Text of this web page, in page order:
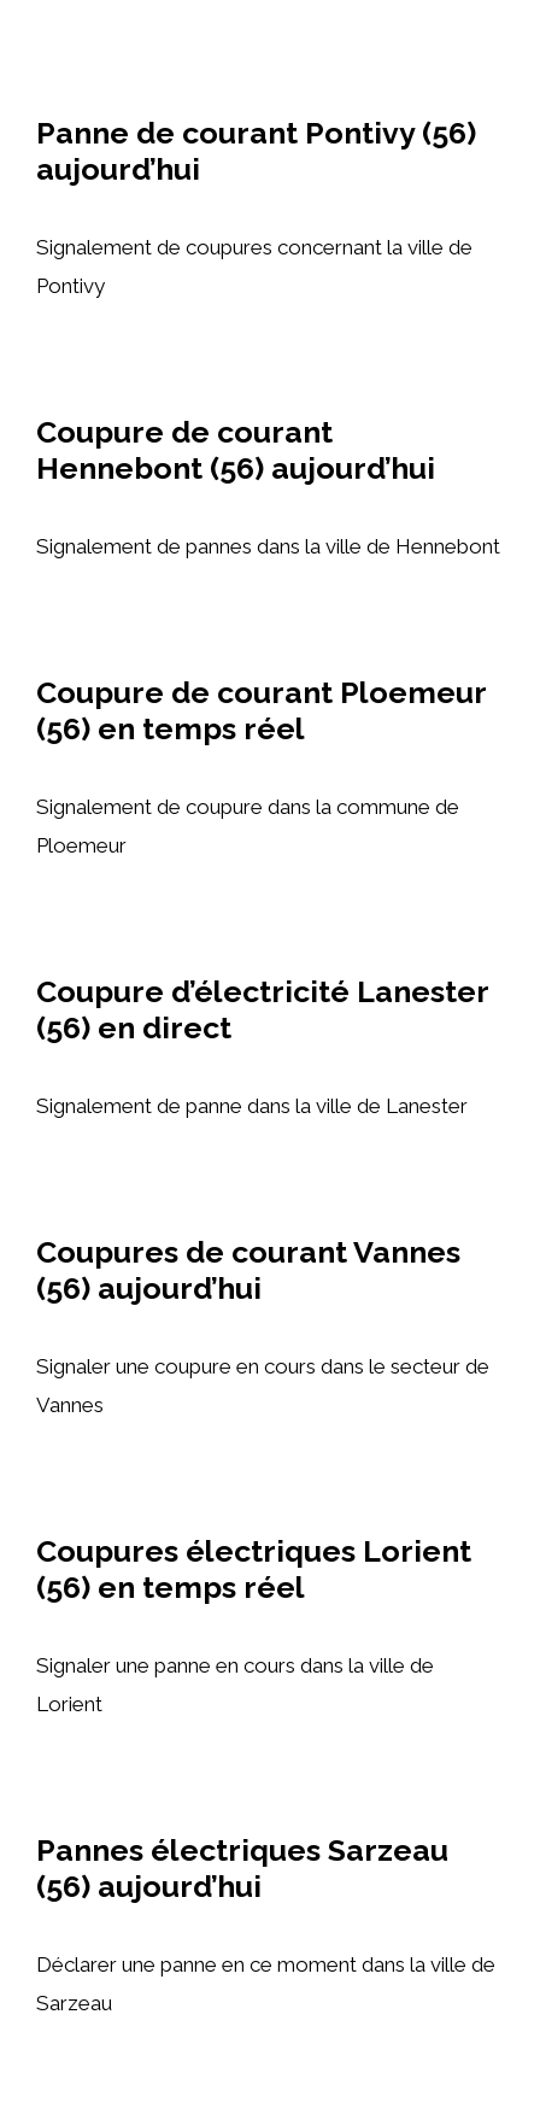
Panne de courant Pontivy (56)
aujourd’hui
Signalement de coupures concernant la ville de
Pontivy
Coupure de courant
Hennebont (56) aujourd’hui
Signalement de pannes dans la ville de Hennebont
Coupure de courant Ploemeur
(56) en temps réel
Signalement de coupure dans la commune de
Ploemeur
Coupure d’électricité Lanester
(56) en direct
Signalement de panne dans la ville de Lanester
Coupures de courant Vannes
(56) aujourd’hui
Signaler une coupure en cours dans le secteur de
Vannes
Coupures électriques Lorient
(56) en temps réel
Signaler une panne en cours dans la ville de
Lorient
Pannes électriques Sarzeau
(56) aujourd’hui
Déclarer une panne en ce moment dans la ville de
Sarzeau